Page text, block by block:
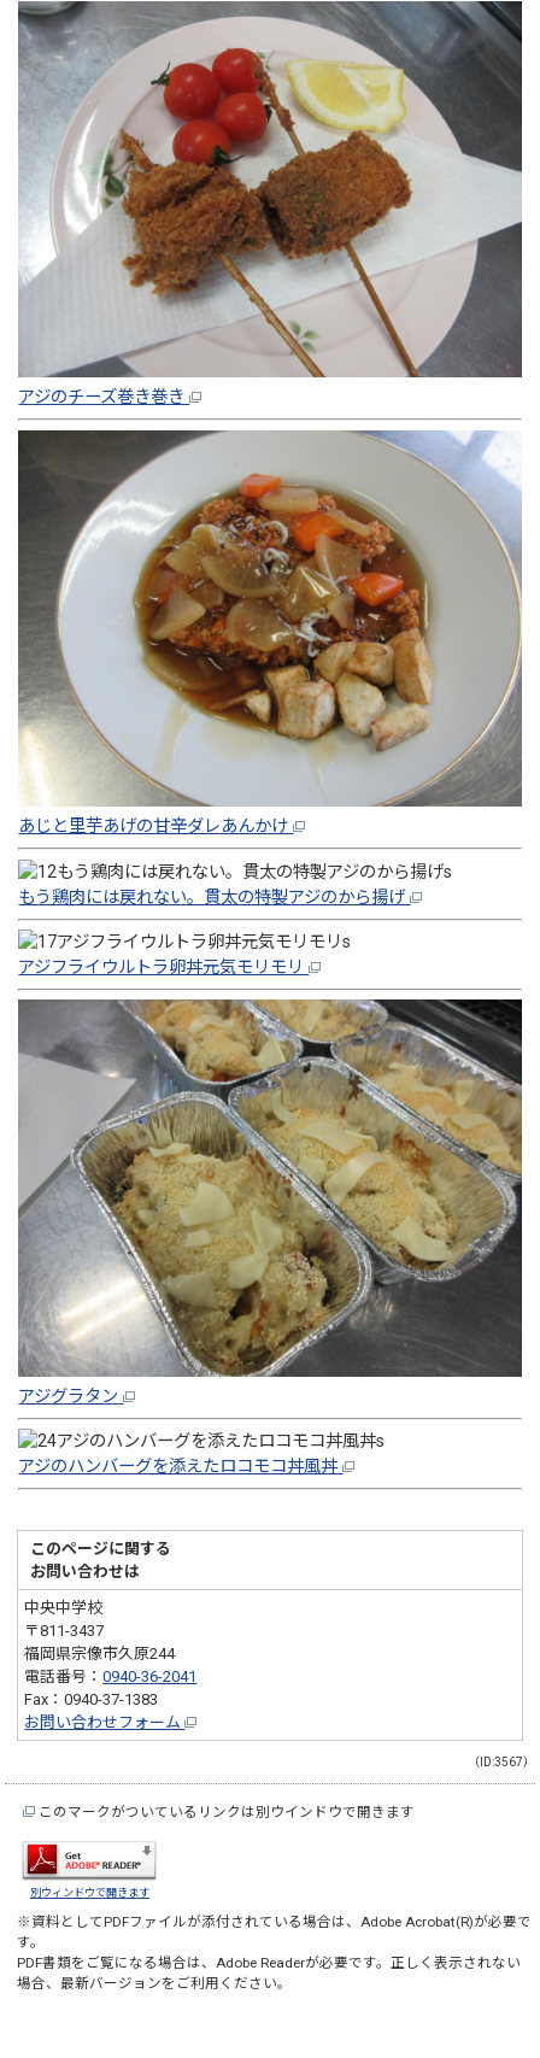
アジのチーズ巻き巻き
あじと里芋あげの甘辛ダレあんかけ
もう鶏肉には戻れない。貫太の特製アジのから揚げ
アジフライウルトラ卵丼元気モリモリ
アジグラタン
アジのハンバーグを添えたロコモコ丼風丼
このページに関する
お問い合わせは
中央中学校
〒811-3437
福岡県宗像市久原244
電話番号：0940-36-2041
Fax：0940-37-1383
お問い合わせフォーム
（ID:3567）
このマークがついているリンクは別ウインドウで開きます
別ウィンドウで開きます
※資料としてPDFファイルが添付されている場合は、 Adobe Acrobat(R)が必要で
す。
PDF書類をご覧になる場合は、 Adobe Readerが必要です。正しく表示されない
場合、最新バージョンをご利用ください。